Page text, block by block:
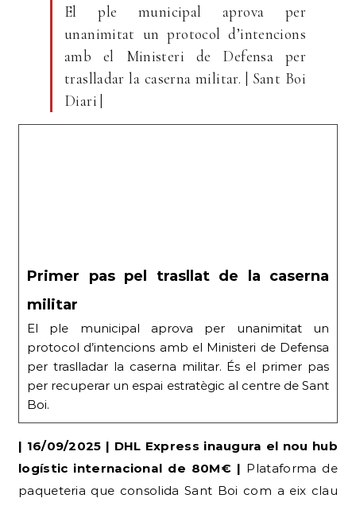
El ple municipal aprova per
unanimitat un protocol d’intencions
amb el Ministeri de Defensa per
traslladar la caserna militar. | Sant Boi
Diari |
El ple municipal aprova per unanimitat un
per traslladar la caserna militar. És el primer pas
per recuperar un espai estratègic al centre de Sant
Boi.
| 16/09/2025 | DHL Express inaugura el nou hub
logístic internacional de 80M€ |
al costat de l’Aeroport. | Diversos |